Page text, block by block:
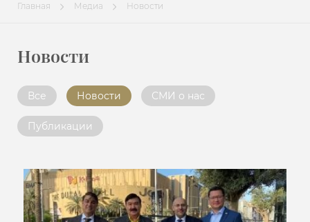
Главная Медиа Новости
Новости
Все Новости СМИ о нас
Публикации